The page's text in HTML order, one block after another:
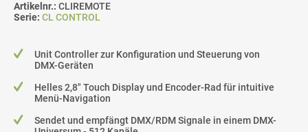
Artikelnr.: CLIREMOTE
Serie: CL CONTROL
Unit Controller zur Konfiguration und Steuerung von
DMX-Geräten
Helles 2,8" Touch Display und Encoder-Rad für intuitive
Menü-Navigation
Sendet und empfängt DMX/RDM Signale in einem DMX-